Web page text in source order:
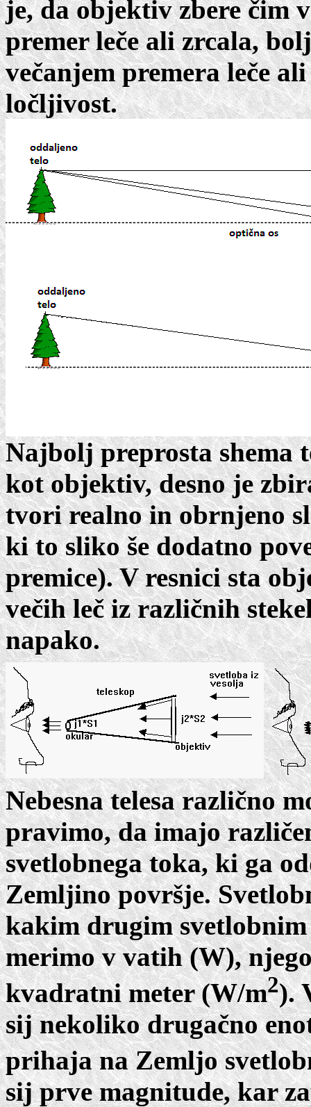
je, da objektiv zbere čim
premer leče ali zrcala,
večanjem premera leče
ločljivost.
Najbolj preprosta shema
kot objektiv, desno je
tvori realno in obrnjeno
ki to sliko še dodatno
premice). V resnici sta
večih leč iz različnih
napako.
Nebesna telesa različno
pravimo, da imajo
svetlobnega toka, ki ga
Zemljino površje.
kakim drugim
merimo v vatih (W),
kvadratni meter (W/m2).
sij nekoliko drugačno
prihaja na Zemljo
sij prve magnitude, kar